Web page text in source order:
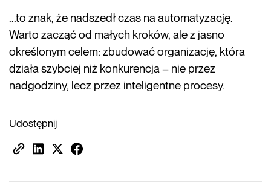
...to znak, że nadszedł czas na automatyzację.
Warto zacząć od małych kroków, ale z jasno
określonym celem: zbudować organizację, która
działa szybciej niż konkurencja – nie przez
nadgodziny, lecz przez inteligentne procesy.
Udostępnij